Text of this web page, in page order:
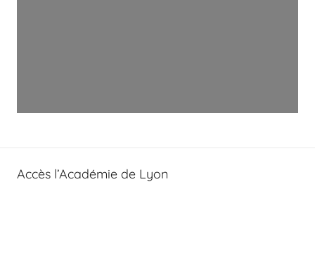
Accès l’Académie de Lyon